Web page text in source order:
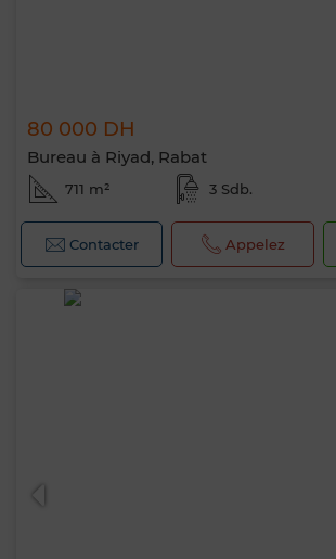
80 000 DH
Bureau à Riyad, Rabat
711 m² 3 Sdb.
Contacter Appelez